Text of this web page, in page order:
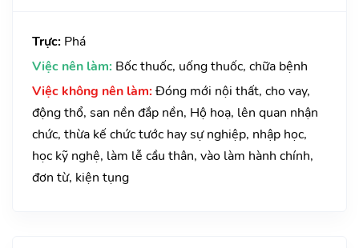
Trực: Phá
Việc nên làm: Bốc thuốc, uống thuốc, chữa bệnh
Việc không nên làm: Đóng mới nội thất, cho vay,
động thổ, san nền đắp nền, Hộ hoạ, lên quan nhận
chức, thừa kế chức tước hay sự nghiệp, nhập học,
học kỹ nghệ, làm lễ cầu thân, vào làm hành chính,
đơn từ, kiện tụng